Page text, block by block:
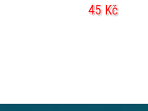
45 Kč